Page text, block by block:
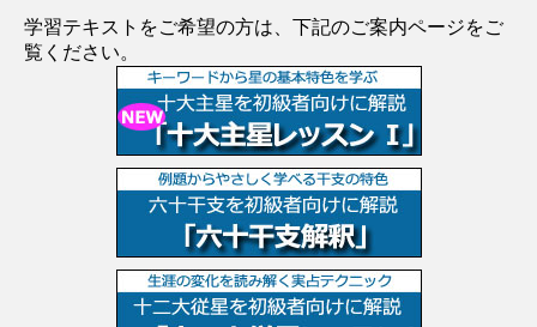
学習テキストをご希望の方は、下記のご案内ページをご
覧ください。